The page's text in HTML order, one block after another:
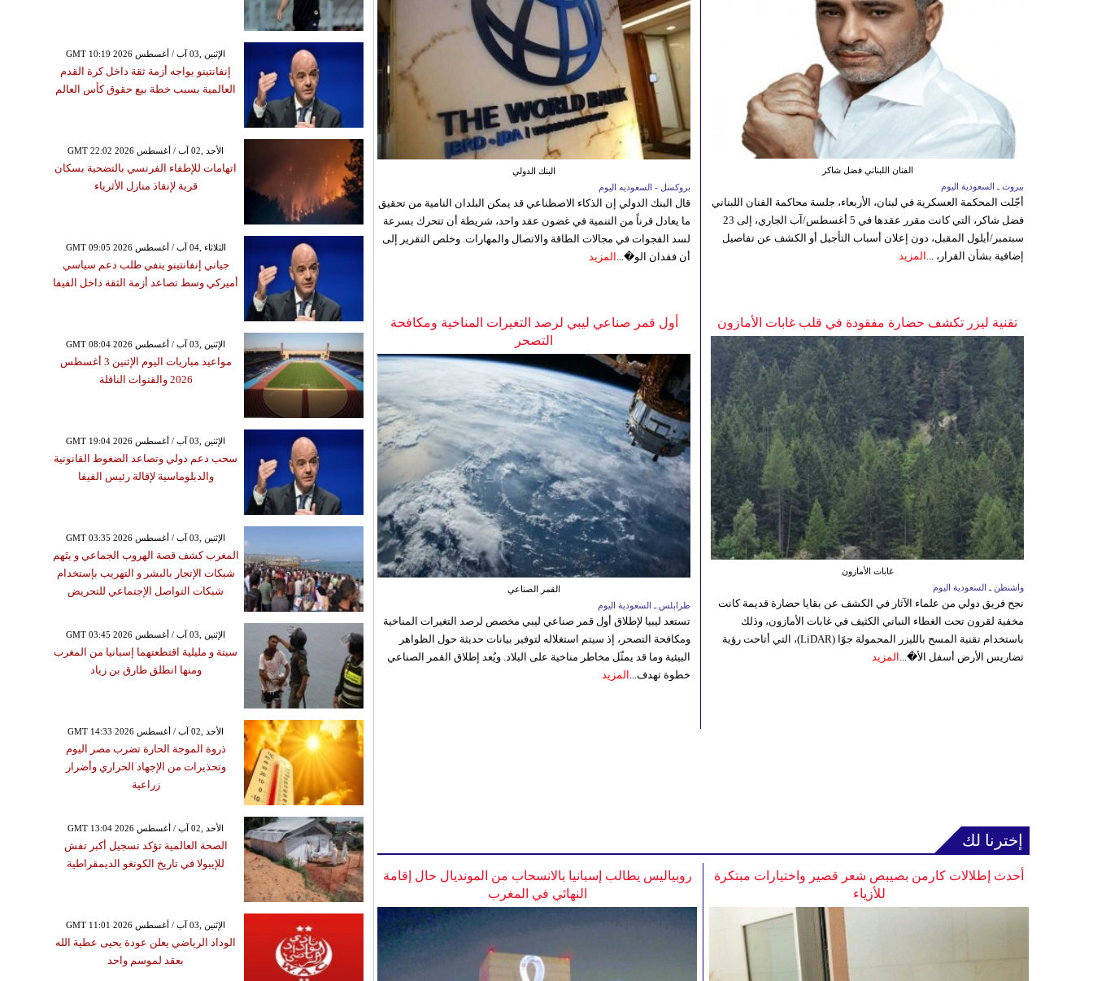
البنك الدولي
بروكسل - السعوديه اليوم
قال البنك الدولي إن الذكاء الاصطناعي قد يمكن البلدان النامية من تحقيق
ما يعادل قرناً من التنمية في غضون عقد واحد، شريطة أن تتحرك بسرعة
لسد الفجوات في مجالات الطاقة والاتصال والمهارات. وخلص التقرير إلى
أن فقدان الو�... المزيد
الفنان اللبناني فضل شاكر
بيروت ـ السعودية اليوم
أجّلت المحكمة العسكرية في لبنان، الأربعاء، جلسة محاكمة الفنان اللبناني
فضل شاكر، التي كانت مقرر عقدها في 5 أغسطس/آب الجاري، إلى 23
سبتمبر/أيلول المقبل، دون إعلان أسباب التأجيل أو الكشف عن تفاصيل
إضافية بشأن القرار، ... المزيد
أول قمر صناعي ليبي لرصد التغيرات المناخية ومكافحة
التصحر
القمر الصناعي
طرابلس ـ السعودية اليوم
تستعد ليبيا لإطلاق أول قمر صناعي ليبي مخصص لرصد التغيرات المناخية
ومكافحة التصحر، إذ سيتم استغلاله لتوفير بيانات حديثة حول الظواهر
البيئية وما قد يمثّل مخاطر مناخية على البلاد. ويُعد إطلاق القمر الصناعي
خطوة تهدف... المزيد
تقنية ليزر تكشف حضارة مفقودة في قلب غابات الأمازون
غابات الأمازون
واشنطن ـ السعودية اليوم
نجح فريق دولي من علماء الآثار في الكشف عن بقايا حضارة قديمة كانت
مخفية لقرون تحت الغطاء النباتي الكثيف في غابات الأمازون، وذلك
باستخدام تقنية المسح بالليزر المحمولة جوًا (LiDAR)، التي أتاحت رؤية
تضاريس الأرض أسفل الأ�... المزيد
إخترنا لك
روبياليس يطالب إسبانيا بالانسحاب من المونديال حال إقامة
النهائي في المغرب
أحدث إطلالات كارمن بصيبص شعر قصير واختيارات مبتكرة
للأزياء
GMT 10:19 2026 الإثنين ,03 آب / أغسطس
إنفانتينو يواجه أزمة ثقة داخل كرة القدم
العالمية بسبب خطة بيع حقوق كأس العالم
GMT 22:02 2026 الأحد ,02 آب / أغسطس
اتهامات للإطفاء الفرنسي بالتضحية بسكان
قرية لإنقاذ منازل الأثرياء
GMT 09:05 2026 الثلاثاء ,04 آب / أغسطس
جياني إنفانتينو ينفي طلب دعم سياسي
أميركي وسط تصاعد أزمة الثقة داخل الفيفا
GMT 08:04 2026 الإثنين ,03 آب / أغسطس
مواعيد مباريات اليوم الإثنين 3 أغسطس
2026 والقنوات الناقلة
GMT 19:04 2026 الإثنين ,03 آب / أغسطس
سحب دعم دولي وتصاعد الضغوط القانونية
والدبلوماسية لإقالة رئيس الفيفا
GMT 03:35 2026 الإثنين ,03 آب / أغسطس
المغرب كشف قصة الهروب الجماعي و يتَهم
شبكات الإتجار بالبشر و التهريب بإستخدام
شبكات التواصل الإجتماعي للتحريض
GMT 03:45 2026 الإثنين ,03 آب / أغسطس
سبتة و مليلية اقتطعتهما إسبانيا من المغرب
ومنها انطلق طارق بن زياد
GMT 14:33 2026 الأحد ,02 آب / أغسطس
ذروة الموجة الحارة تضرب مصر اليوم
وتحذيرات من الإجهاد الحراري وأضرار
زراعية
GMT 13:04 2026 الأحد ,02 آب / أغسطس
الصحة العالمية تؤكد تسجيل أكبر تفش
للإيبولا في تاريخ الكونغو الديمقراطية
GMT 11:01 2026 الإثنين ,03 آب / أغسطس
الوداد الرياضي يعلن عودة يحيى عطية الله
بعقد لموسم واحد